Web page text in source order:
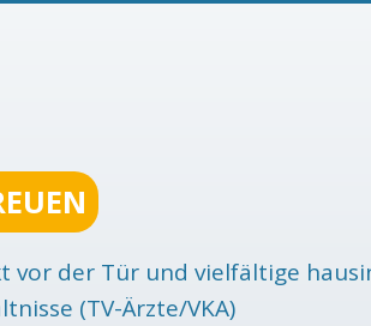
der Tür und vielfältige
(TV-Ärzte/VKA)